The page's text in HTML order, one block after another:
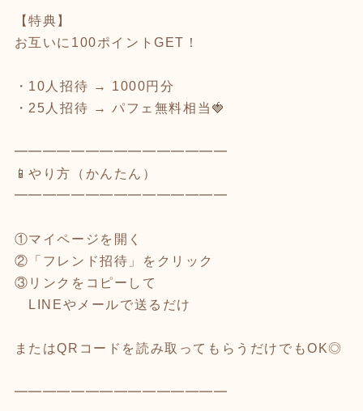
【特典】
お互いに100ポイントGET！
・10人招待 → 1000円分
・25人招待 → パフェ無料相当🍓
━━━━━━━━━━━━━━━
📱やり方（かんたん）
━━━━━━━━━━━━━━━
①マイページを開く
②「フレンド招待」をクリック
③リンクをコピーして
LINEやメールで送るだけ
またはQRコードを読み取ってもらうだけでもOK◎
━━━━━━━━━━━━━━━